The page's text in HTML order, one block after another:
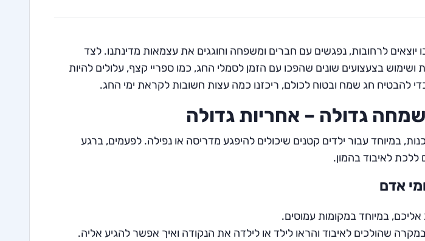
יוצאים לרחובות, נפגשים עם חברים ומשפחה וחוגגים את עצמאות מדינתנו. לצד
בצעצועים שונים שהפכו עם הזמן לסמלי החג, כמו ספריי קצף, עלולים להיות
כדי להבטיח חג שמח ובטוח לכולם, ריכזנו כמה עצות חשובות לקראת ימי החג.
גדולה – אחריות גדולה
במיוחד עבור ילדים קטנים שיכולים להיפגע מדריסה או נפילה. לפעמים, ברגע
לאיבוד בהמון.
אדם
במיוחד במקומות עמוסים.
שהולכים לאיבוד והראו לילד או לילדה את הנקודה ואיך אפשר להגיע אליה.